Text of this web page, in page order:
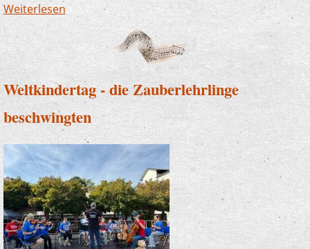
Weiterlesen über Nacht der Jugendkultur - unsere Band
war dabei
Weltkindertag - die Zauberlehrlinge
beschwingten